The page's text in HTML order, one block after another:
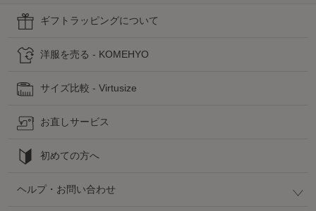
ギフトラッピングについて
洋服を売る - KOMEHYO
サイズ比較 - Virtusize
お直しサービス
初めての方へ
ヘルプ・お問い合わせ